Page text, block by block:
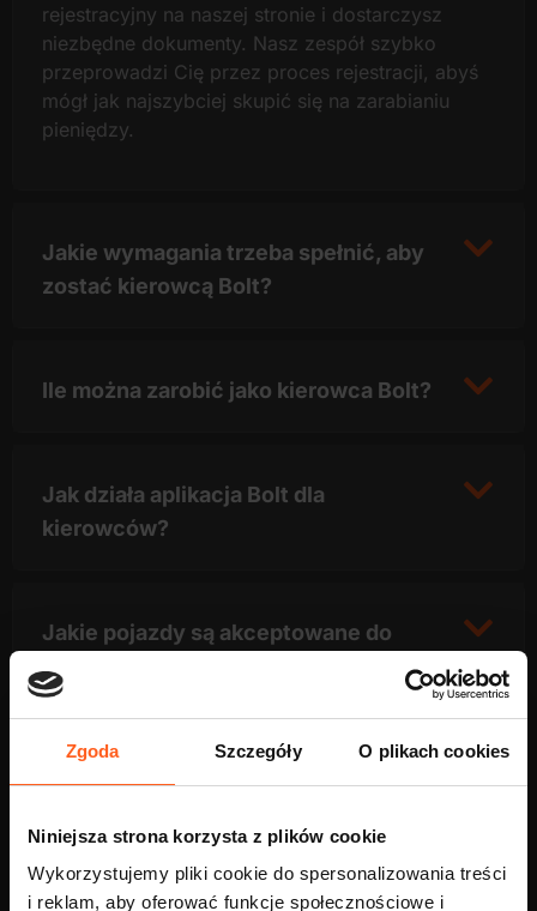
Zgoda Szczegóły O plikach cookies
Niniejsza strona korzysta z plików cookie
Wykorzystujemy pliki cookie do spersonalizowania treści
i reklam, aby oferować funkcje społecznościowe i
rejestracyjny na naszej stronie i dostarczysz
niezbędne dokumenty. Nasz zespół szybko
przeprowadzi Cię przez proces rejestracji, abyś
mógł jak najszybciej skupić się na zarabianiu
pieniędzy.
Jakie wymagania trzeba spełnić, aby
zostać kierowcą Bolt?
Ile można zarobić jako kierowca Bolt?
Jak działa aplikacja Bolt dla
kierowców?
Jakie pojazdy są akceptowane do
pracy w Bolt Nowy Sącz?